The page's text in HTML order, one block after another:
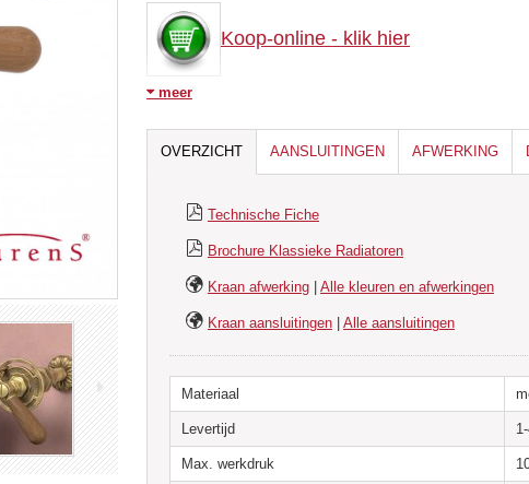
Koop-online - klik hier
voetventiel.
De uitvoeringen recht en haaks zijn beide leverbaar. De
De Liberty kraan
Apart bijbestellen:
Aansluit klemkoppelingen zijn apart te bestellen voor 15
meerlagenbuis en worden niet standaard meegeleverd.
meer
OVERZICHT AANSLUITINGEN AFWERKING
Technische Fiche
Brochure Klassieke Radiatoren
Kraan afwerking Alle kleuren en afwerkingen
Kraan aansluitingen Alle aansluitingen
Materiaal
Levertijd
Max. werkdruk